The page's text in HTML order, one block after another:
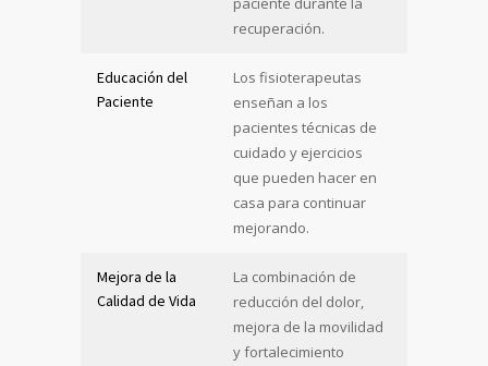
recuperación.
Educación del
Paciente
Los fisioterapeutas
enseñan a los
pacientes técnicas de
cuidado y ejercicios
que pueden hacer en
casa para continuar
mejorando.
Mejora de la
Calidad de Vida
La combinación de
reducción del dolor,
mejora de la movilidad
y fortalecimiento